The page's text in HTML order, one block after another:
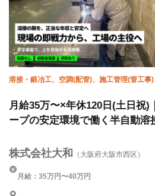
溶接・鍛冶工、空調(配管)、施工管理(管工事)
月給35万〜×年休120日(土日祝)
ープの安定環境で働く半自動溶
株式会社大和 （大阪府大阪市西区）
月給：35万円〜40万円